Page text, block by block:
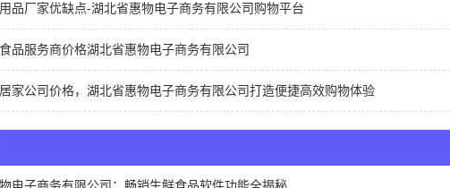
品厂家优缺点-湖北省惠物电子商务有限公司购物平台
品服务商价格湖北省惠物电子商务有限公司
家公司价格，湖北省惠物电子商务有限公司打造便捷高效购物体验